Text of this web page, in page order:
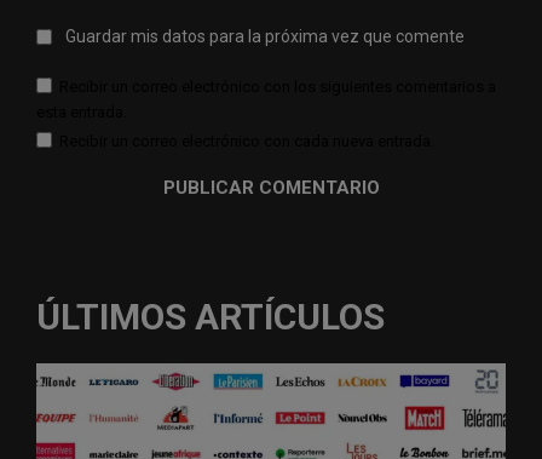
Guardar mis datos para la próxima vez que comente
ÚLTIMOS ARTÍCULOS